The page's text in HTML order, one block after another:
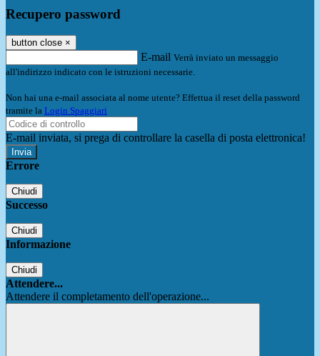
Recupero password
button close ×
E-mail Verrà inviato un messaggio
all'indirizzo indicato con le istruzioni necessarie.
Non hai una e-mail associata al nome utente? Effettua il reset della password
tramite la Login Spaggiari
E-mail inviata, si prega di controllare la casella di posta elettronica!
Errore
Chiudi
Successo
Chiudi
Informazione
Chiudi
Attendere...
Attendere il completamento dell'operazione...